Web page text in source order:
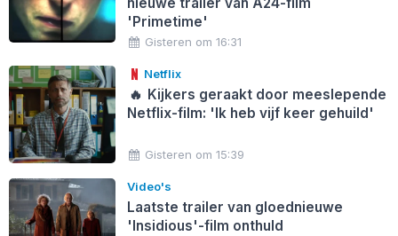
'Primetime'
Gisteren om 16:31
Netflix
🔥 Kijkers geraakt door meeslepende
Netflix-film: 'Ik heb vijf keer gehuild'
Gisteren om 15:39
Video's
Laatste trailer van gloednieuwe
'Insidious'-film onthuld